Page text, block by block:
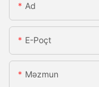
Ad
E-Poçt
Məzmun